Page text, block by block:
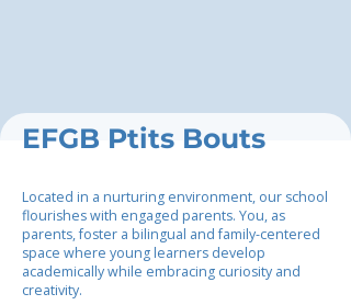
EFGB Ptits Bouts
Located in a nurturing environment, our school
flourishes with engaged parents. You, as
parents, foster a bilingual and family-centered
space where young learners develop
academically while embracing curiosity and
creativity.